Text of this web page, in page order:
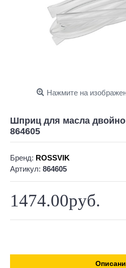
Нажмите на
Шприц для масла
864605
Бренд: ROSSVIK
Артикул: 864605
1474.00руб.